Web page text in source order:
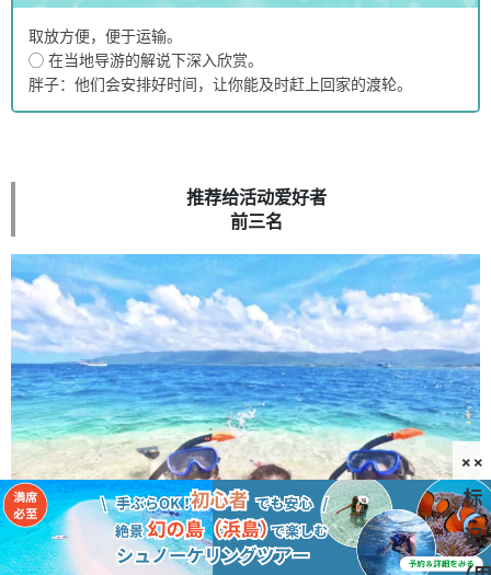
取放方便，便于运输。
◯ 在当地导游的解说下深入欣赏。
胖子：他们会安排好时间，让你能及时赶上回家的渡轮。
推荐给活动爱好者
前三名
××
标
记